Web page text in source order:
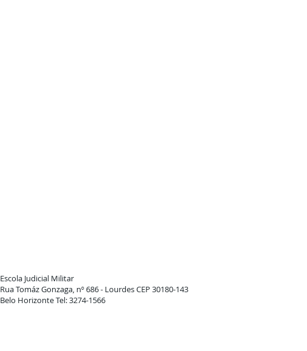
Escola Judicial Militar
Rua Tomáz Gonzaga, nº 686 - Lourdes CEP 30180-143
Belo Horizonte Tel: 3274-1566